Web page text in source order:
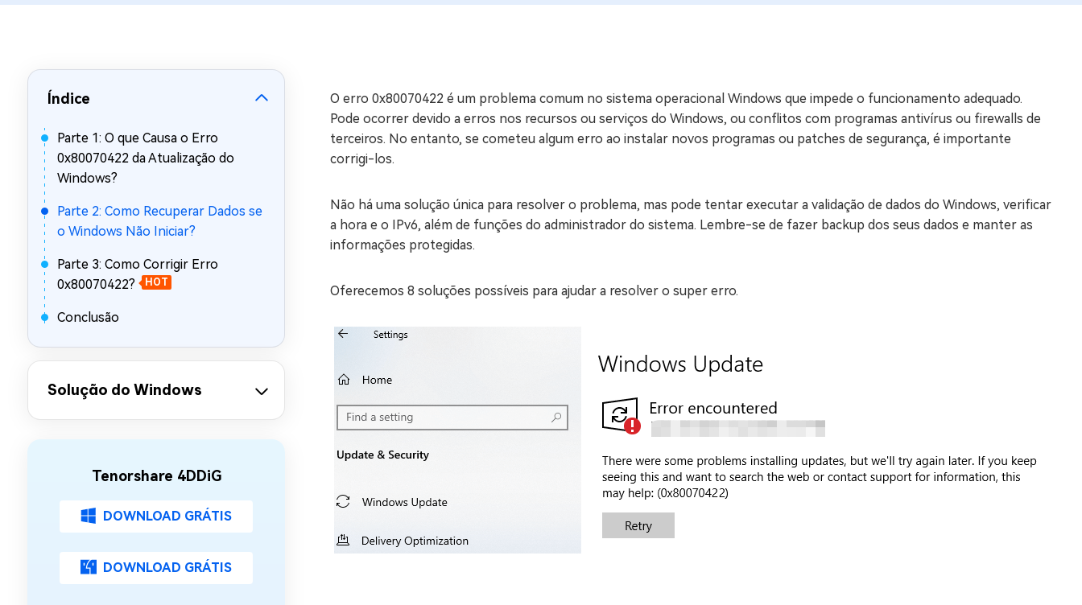
Corrigir Problemas de Windows em Minutos
Mac Boot Genius
Grátis
Verificador de Atualização do Windows 11 Grátis
Índice
Parte 1: O que Causa o Erro
0x80070422 da Atualização do
Windows?
Parte 2: Como Recuperar Dados se
o Windows Não Iniciar?
Parte 3: Como Corrigir Erro
0x80070422?
HOT
Conclusão
Solução do Windows
Tenorshare 4DDiG
DOWNLOAD GRÁTIS
DOWNLOAD GRÁTIS
O erro 0x80070422 é um problema comum no sistema operacional Windows que impede o funcionamento adequado.
Pode ocorrer devido a erros nos recursos ou serviços do Windows, ou conflitos com programas antivírus ou firewalls de
terceiros. No entanto, se cometeu algum erro ao instalar novos programas ou patches de segurança, é importante
corrigi-los.
Não há uma solução única para resolver o problema, mas pode tentar executar a validação de dados do Windows, verificar
a hora e o IPv6, além de funções do administrador do sistema. Lembre-se de fazer backup dos seus dados e manter as
informações protegidas.
Oferecemos 8 soluções possíveis para ajudar a resolver o super erro.